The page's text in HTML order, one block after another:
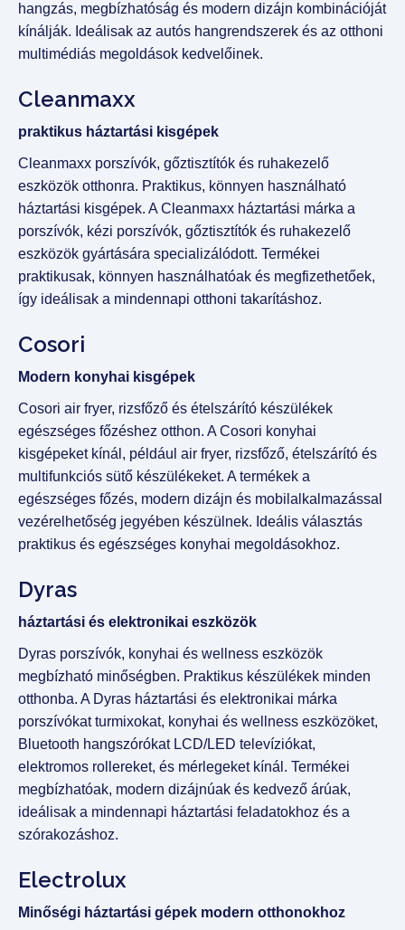
hangzás, megbízhatóság és modern dizájn kombinációját
kínálják. Ideálisak az autós hangrendszerek és az otthoni
multimédiás megoldások kedvelőinek.
Cleanmaxx
praktikus háztartási kisgépek
Cleanmaxx porszívók, gőztisztítók és ruhakezelő
eszközök otthonra. Praktikus, könnyen használható
háztartási kisgépek. A Cleanmaxx háztartási márka a
porszívók, kézi porszívók, gőztisztítók és ruhakezelő
eszközök gyártására specializálódott. Termékei
praktikusak, könnyen használhatóak és megfizethetőek,
így ideálisak a mindennapi otthoni takarításhoz.
Cosori
Modern konyhai kisgépek
Cosori air fryer, rizsfőző és ételszárító készülékek
egészséges főzéshez otthon. A Cosori konyhai
kisgépeket kínál, például air fryer, rizsfőző, ételszárító és
multifunkciós sütő készülékeket. A termékek a
egészséges főzés, modern dizájn és mobilalkalmazással
vezérelhetőség jegyében készülnek. Ideális választás
praktikus és egészséges konyhai megoldásokhoz.
Dyras
háztartási és elektronikai eszközök
Dyras porszívók, konyhai és wellness eszközök
megbízható minőségben. Praktikus készülékek minden
otthonba. A Dyras háztartási és elektronikai márka
porszívókat turmixokat, konyhai és wellness eszközöket,
Bluetooth hangszórókat LCD/LED televíziókat,
elektromos rollereket, és mérlegeket kínál. Termékei
megbízhatóak, modern dizájnúak és kedvező árúak,
ideálisak a mindennapi háztartási feladatokhoz és a
szórakozáshoz.
Electrolux
Minőségi háztartási gépek modern otthonokhoz